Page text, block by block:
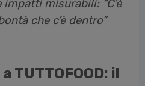
misurabili: “C’è
che c’è dentro”
TUTTOFOOD: il